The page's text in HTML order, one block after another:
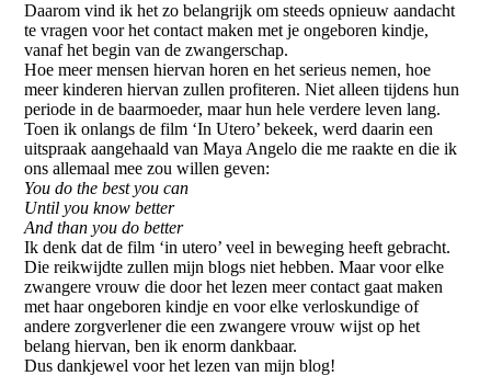
Daarom vind ik het zo belangrijk om steeds opnieuw aandacht
te vragen voor het contact maken met je ongeboren kindje,
vanaf het begin van de zwangerschap.
Hoe meer mensen hiervan horen en het serieus nemen, hoe
meer kinderen hiervan zullen profiteren. Niet alleen tijdens hun
periode in de baarmoeder, maar hun hele verdere leven lang.
Toen ik onlangs de film ‘In Utero’ bekeek, werd daarin een
uitspraak aangehaald van Maya Angelo die me raakte en die ik
ons allemaal mee zou willen geven:
You do the best you can
Until you know better
And than you do better
Ik denk dat de film ‘in utero’ veel in beweging heeft gebracht.
Die reikwijdte zullen mijn blogs niet hebben. Maar voor elke
zwangere vrouw die door het lezen meer contact gaat maken
met haar ongeboren kindje en voor elke verloskundige of
andere zorgverlener die een zwangere vrouw wijst op het
belang hiervan, ben ik enorm dankbaar.
Dus dankjewel voor het lezen van mijn blog!